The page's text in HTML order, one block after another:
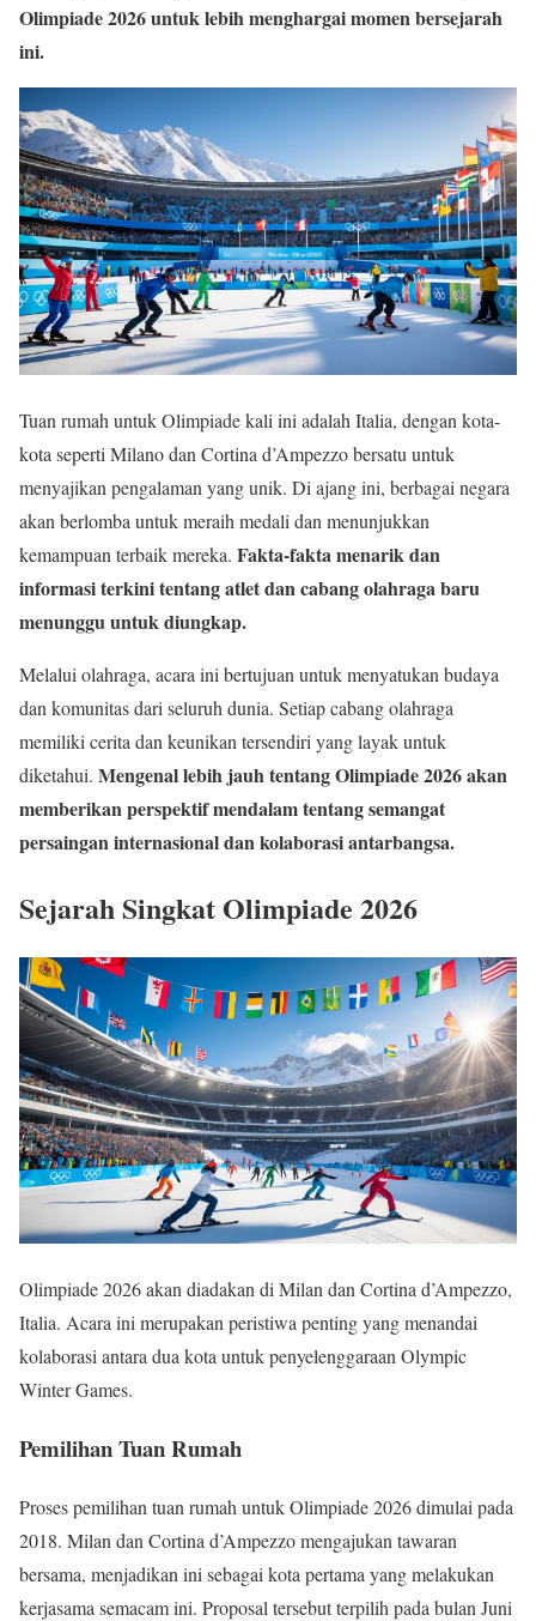
Olimpiade 2026 untuk lebih menghargai momen bersejarah
ini.
Tuan rumah untuk Olimpiade kali ini adalah Italia, dengan kota-
kota seperti Milano dan Cortina d’Ampezzo bersatu untuk
menyajikan pengalaman yang unik. Di ajang ini, berbagai negara
akan berlomba untuk meraih medali dan menunjukkan
kemampuan terbaik mereka. Fakta-fakta menarik dan
informasi terkini tentang atlet dan cabang olahraga baru
menunggu untuk diungkap.
Melalui olahraga, acara ini bertujuan untuk menyatukan budaya
dan komunitas dari seluruh dunia. Setiap cabang olahraga
memiliki cerita dan keunikan tersendiri yang layak untuk
diketahui. Mengenal lebih jauh tentang Olimpiade 2026 akan
memberikan perspektif mendalam tentang semangat
persaingan internasional dan kolaborasi antarbangsa.
Sejarah Singkat Olimpiade 2026
Olimpiade 2026 akan diadakan di Milan dan Cortina d’Ampezzo,
Italia. Acara ini merupakan peristiwa penting yang menandai
kolaborasi antara dua kota untuk penyelenggaraan Olympic
Winter Games.
Pemilihan Tuan Rumah
Proses pemilihan tuan rumah untuk Olimpiade 2026 dimulai pada
2018. Milan dan Cortina d’Ampezzo mengajukan tawaran
bersama, menjadikan ini sebagai kota pertama yang melakukan
kerjasama semacam ini. Proposal tersebut terpilih pada bulan Juni